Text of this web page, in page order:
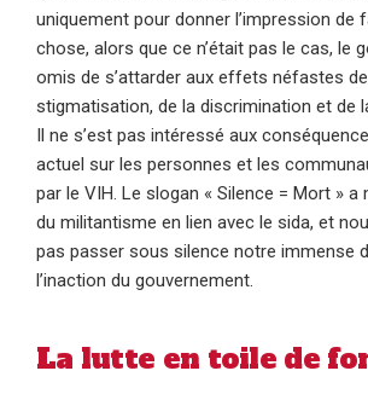
uniquement pour donner l’impression de
chose, alors que ce n’était pas le cas, le
omis de s’attarder aux effets néfastes
stigmatisation, de la discrimination et de
Il ne s’est pas intéressé aux
actuel sur les personnes et les
par le VIH. Le slogan « Silence = Mort » a
du militantisme en lien avec le sida, et
pas passer sous silence notre immense
l’inaction du gouvernement.
La lutte en toile de